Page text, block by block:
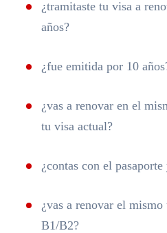
¿tramitaste tu visa a
años?
¿fue emitida por 10
¿vas a renovar en el
tu visa actual?
¿contas con el
¿vas a renovar el
B1/B2?